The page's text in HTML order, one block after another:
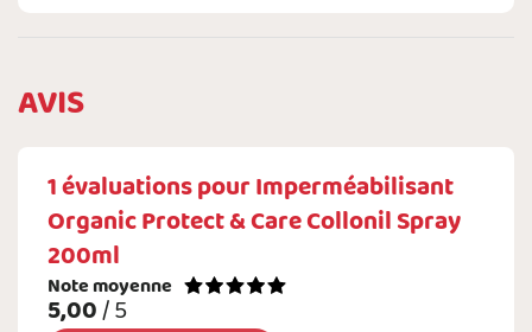
AVIS
1évaluations pourImperméabilisant
Organic Protect & Care Collonil Spray
200ml
Note moyenne
5,00/ 5